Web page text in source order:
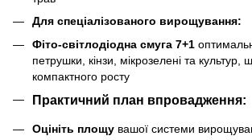
Для спеціалізованого вирощування:
Фіто-світлодіодна смуга 7+1
петрушки, кінзи, мікрозелені та
компактного росту
Практичний план впровадження:
Оцініть площу вашої системи